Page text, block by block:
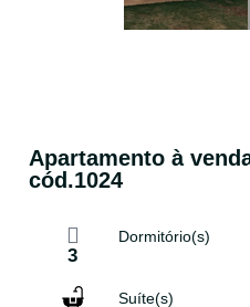
Apartamento à
cód.1024
3
Dormitório(s)
Suíte(s)